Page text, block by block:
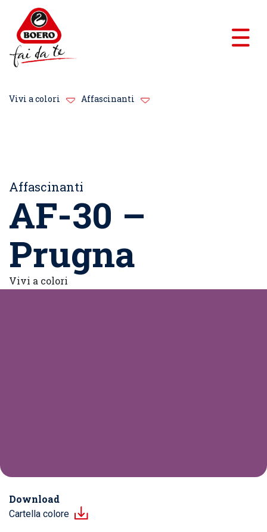
Vivi a colori Affascinanti
Affascinanti
AF-30 –
Prugna
Vivi a colori
Download
Cartella colore